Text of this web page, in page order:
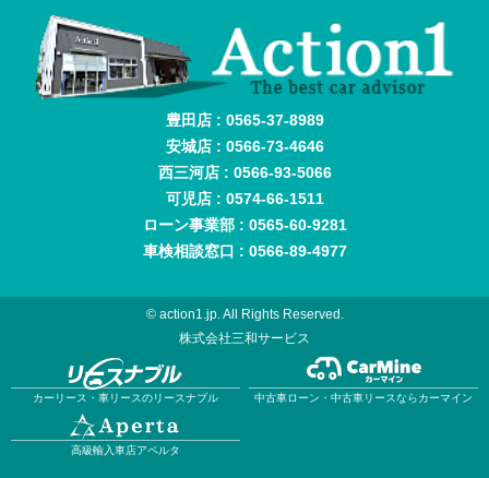
豊田店 : 0565-37-8989
安城店 : 0566-73-4646
西三河店 : 0566-93-5066
可児店 : 0574-66-1511
ローン事業部 : 0565-60-9281
車検相談窓口 : 0566-89-4977
© action1.jp. All Rights Reserved.
株式会社三和サービス
カーリース・車リースのリースナブル 中古車ローン・中古車リースならカーマイン
高級輸入車店アペルタ